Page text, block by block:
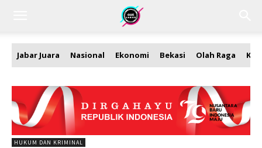
Jabar Juara Nasional Ekonomi Bekasi Olah Raga
HUKUM DAN KRIMINAL